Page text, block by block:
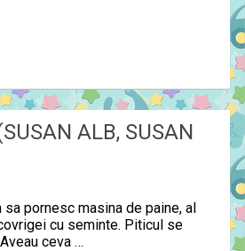
ALB, SUSAN
pornesc masina de paine, al
cu seminte. Piticul se
ceva …